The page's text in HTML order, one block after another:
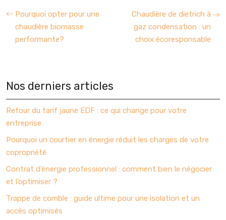
Pourquoi opter pour une
chaudière biomasse
performante?
Chaudière de dietrich à
gaz condensation : un
choix écoresponsable
Nos derniers articles
Retour du tarif jaune EDF : ce qui change pour votre
entreprise
Pourquoi un courtier en énergie réduit les charges de votre
copropriété
Contrat d’énergie professionnel : comment bien le négocier
et l’optimiser ?
Trappe de comble : guide ultime pour une isolation et un
accès optimisés